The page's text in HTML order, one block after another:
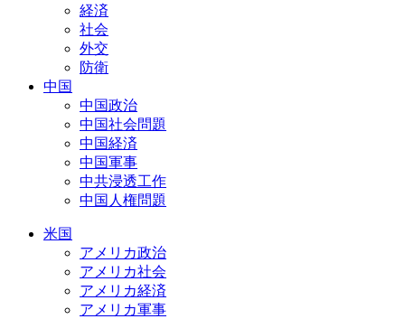
経済
社会
外交
防衛
中国
中国政治
中国社会問題
中国経済
中国軍事
中共浸透工作
中国人権問題
米国
アメリカ政治
アメリカ社会
アメリカ経済
アメリカ軍事